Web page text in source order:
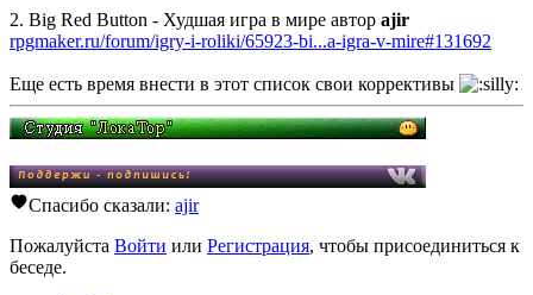
2. Big Red Button - Худшая игра в мире автор ajir
rpgmaker.ru/forum/igry-i-roliki/65923-bi...a-igra-v-mire#131692
Еще есть время внести в этот список свои коррективы
Спасибо сказали: ajir
Пожалуйста Войти или Регистрация, чтобы присоединиться к
беседе.